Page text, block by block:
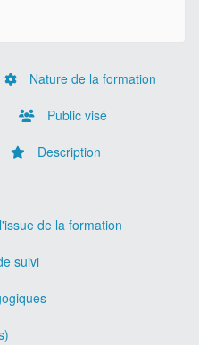
Nature de la formation
Public visé
Description
de la formation
suivi